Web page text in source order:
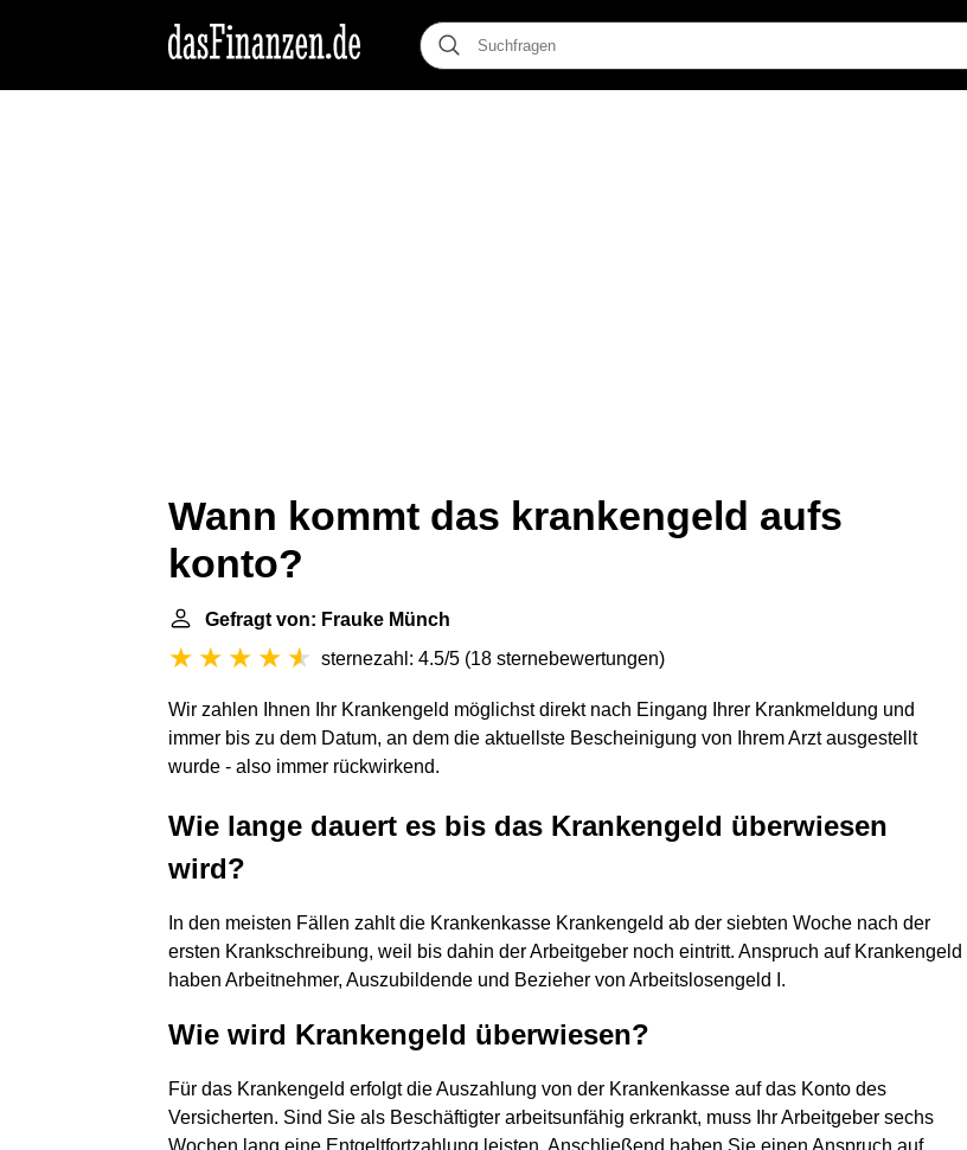
Wann kommt das krankengeld aufs
konto?
Gefragt von: Frauke Münch
sternezahl: 4.5/5 (18 sternebewertungen)
Wir zahlen Ihnen Ihr Krankengeld möglichst direkt nach Eingang Ihrer Krankmeldung und
immer bis zu dem Datum, an dem die aktuellste Bescheinigung von Ihrem Arzt ausgestellt
wurde - also immer rückwirkend.
Wie lange dauert es bis das Krankengeld überwiesen
wird?
In den meisten Fällen zahlt die Krankenkasse Krankengeld ab der siebten Woche nach der
ersten Krankschreibung, weil bis dahin der Arbeitgeber noch eintritt. Anspruch auf Krankengeld
haben Arbeitnehmer, Auszubildende und Bezieher von Arbeitslosengeld I.
Wie wird Krankengeld überwiesen?
Für das Krankengeld erfolgt die Auszahlung von der Krankenkasse auf das Konto des
Versicherten. Sind Sie als Beschäftigter arbeitsunfähig erkrankt, muss Ihr Arbeitgeber sechs
Wochen lang eine Entgeltfortzahlung leisten. Anschließend haben Sie einen Anspruch auf